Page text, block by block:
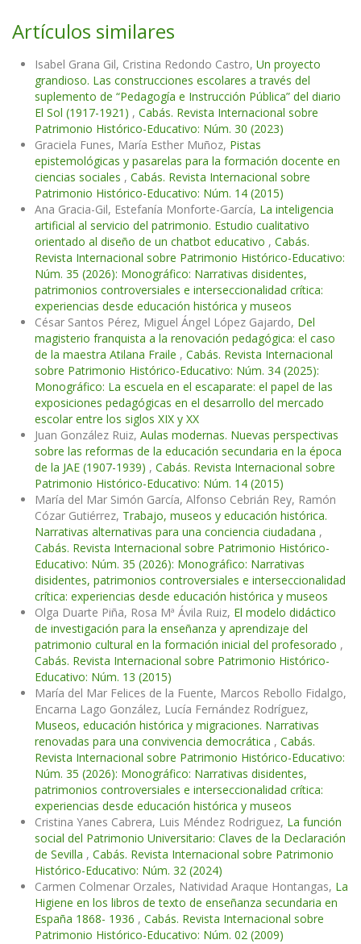
Artículos similares
Isabel Grana Gil, Cristina Redondo Castro, Un proyecto
grandioso. Las construcciones escolares a través del
suplemento de “Pedagogía e Instrucción Pública” del diario
El Sol (1917-1921) , Cabás. Revista Internacional sobre
Patrimonio Histórico-Educativo: Núm. 30 (2023)
Graciela Funes, María Esther Muñoz, Pistas
epistemológicas y pasarelas para la formación docente en
ciencias sociales , Cabás. Revista Internacional sobre
Patrimonio Histórico-Educativo: Núm. 14 (2015)
Ana Gracia-Gil, Estefanía Monforte-García, La inteligencia
artificial al servicio del patrimonio. Estudio cualitativo
orientado al diseño de un chatbot educativo , Cabás.
Revista Internacional sobre Patrimonio Histórico-Educativo:
Núm. 35 (2026): Monográfico: Narrativas disidentes,
patrimonios controversiales e interseccionalidad crítica:
experiencias desde educación histórica y museos
César Santos Pérez, Miguel Ángel López Gajardo, Del
magisterio franquista a la renovación pedagógica: el caso
de la maestra Atilana Fraile , Cabás. Revista Internacional
sobre Patrimonio Histórico-Educativo: Núm. 34 (2025):
Monográfico: La escuela en el escaparate: el papel de las
exposiciones pedagógicas en el desarrollo del mercado
escolar entre los siglos XIX y XX
Juan González Ruiz, Aulas modernas. Nuevas perspectivas
sobre las reformas de la educación secundaria en la época
de la JAE (1907-1939) , Cabás. Revista Internacional sobre
Patrimonio Histórico-Educativo: Núm. 14 (2015)
María del Mar Simón García, Alfonso Cebrián Rey, Ramón
Cózar Gutiérrez, Trabajo, museos y educación histórica.
Narrativas alternativas para una conciencia ciudadana ,
Cabás. Revista Internacional sobre Patrimonio Histórico-
Educativo: Núm. 35 (2026): Monográfico: Narrativas
disidentes, patrimonios controversiales e interseccionalidad
crítica: experiencias desde educación histórica y museos
Olga Duarte Piña, Rosa Mª Ávila Ruiz, El modelo didáctico
de investigación para la enseñanza y aprendizaje del
patrimonio cultural en la formación inicial del profesorado ,
Cabás. Revista Internacional sobre Patrimonio Histórico-
Educativo: Núm. 13 (2015)
María del Mar Felices de la Fuente, Marcos Rebollo Fidalgo,
Encarna Lago González, Lucía Fernández Rodríguez,
Museos, educación histórica y migraciones. Narrativas
renovadas para una convivencia democrática , Cabás.
Revista Internacional sobre Patrimonio Histórico-Educativo:
Núm. 35 (2026): Monográfico: Narrativas disidentes,
patrimonios controversiales e interseccionalidad crítica:
experiencias desde educación histórica y museos
Cristina Yanes Cabrera, Luis Méndez Rodriguez, La función
social del Patrimonio Universitario: Claves de la Declaración
de Sevilla , Cabás. Revista Internacional sobre Patrimonio
Histórico-Educativo: Núm. 32 (2024)
Carmen Colmenar Orzales, Natividad Araque Hontangas, La
Higiene en los libros de texto de enseñanza secundaria en
España 1868- 1936 , Cabás. Revista Internacional sobre
Patrimonio Histórico-Educativo: Núm. 02 (2009)